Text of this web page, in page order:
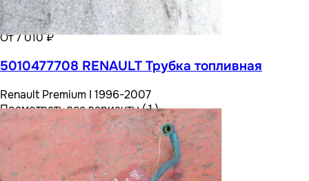
От 7 010 ₽
5010477708 RENAULT Трубка топливная
Renault Premium I 1996-2007
Посмотреть все варианты ( 1 )